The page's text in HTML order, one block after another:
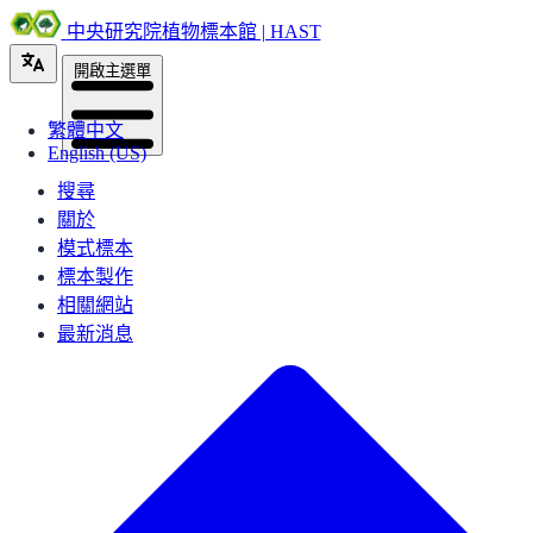
中央研究院植物標本館 | HAST
繁體中文
English (US)
開啟主選單
搜尋
關於
模式標本
標本製作
相關網站
最新消息